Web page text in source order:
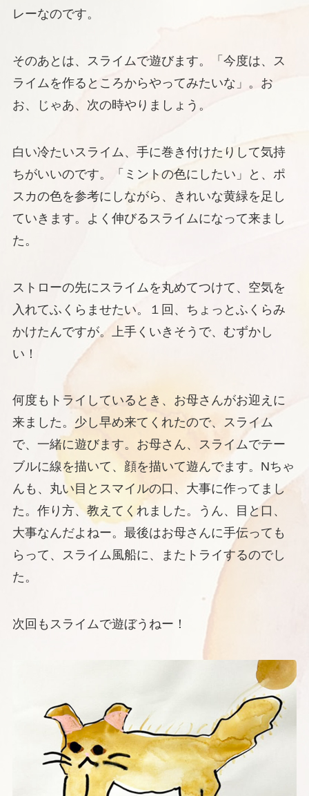
レーなのです。
そのあとは、スライムで遊びます。「今度は、ス
ライムを作るところからやってみたいな」。お
お、じゃあ、次の時やりましょう。
白い冷たいスライム、手に巻き付けたりして気持
ちがいいのです。「ミントの色にしたい」と、ポ
スカの色を参考にしながら、きれいな黄緑を足し
ていきます。よく伸びるスライムになって来まし
た。
ストローの先にスライムを丸めてつけて、空気を
入れてふくらませたい。１回、ちょっとふくらみ
かけたんですが。上手くいきそうで、むずかし
い！
何度もトライしているとき、お母さんがお迎えに
来ました。少し早め来てくれたので、スライム
で、一緒に遊びます。お母さん、スライムでテー
ブルに線を描いて、顔を描いて遊んでます。Nちゃ
んも、丸い目とスマイルの口、大事に作ってまし
た。作り方、教えてくれました。うん、目と口、
大事なんだよねー。最後はお母さんに手伝っても
らって、スライム風船に、またトライするのでし
た。
次回もスライムで遊ぼうねー！